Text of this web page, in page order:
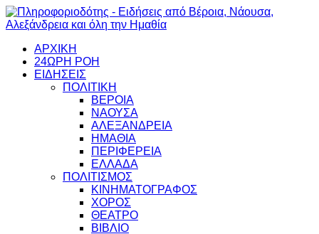
ΑΡΧΙΚΗ
24ΩΡΗ ΡΟΗ
ΕΙΔΗΣΕΙΣ
ΠΟΛΙΤΙΚΗ
ΒΕΡΟΙΑ
ΝΑΟΥΣΑ
ΑΛΕΞΑΝΔΡΕΙΑ
ΗΜΑΘΙΑ
ΠΕΡΙΦΕΡΕΙΑ
ΕΛΛΑΔΑ
ΠΟΛΙΤΙΣΜΟΣ
ΚΙΝΗΜΑΤΟΓΡΑΦΟΣ
ΧΟΡΟΣ
ΘΕΑΤΡΟ
ΒΙΒΛΙΟ